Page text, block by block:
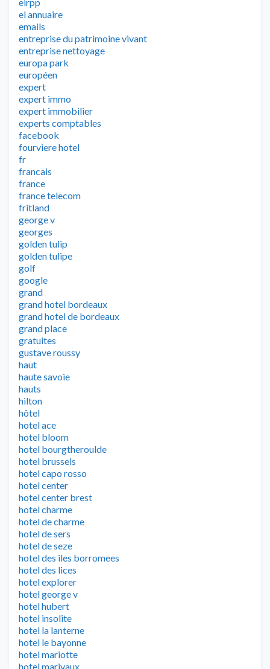
el annuaire
emails
entreprise du patrimoine vivant
entreprise nettoyage
europa park
européen
expert
expert immo
expert immobilier
experts comptables
facebook
fourviere hotel
fr
francais
france
france telecom
fritland
george v
georges
golden tulip
golden tulipe
golf
google
grand
grand hotel bordeaux
grand hotel de bordeaux
grand place
gratuites
gustave roussy
haut
haute savoie
hauts
hilton
hôtel
hotel ace
hotel bloom
hotel bourgtheroulde
hotel brussels
hotel capo rosso
hotel center
hotel center brest
hotel charme
hotel de charme
hotel de sers
hotel de seze
hotel des iles borromees
hotel des lices
hotel explorer
hotel george v
hotel hubert
hotel insolite
hotel la lanterne
hotel le bayonne
hotel mariotte
hotel marivaux